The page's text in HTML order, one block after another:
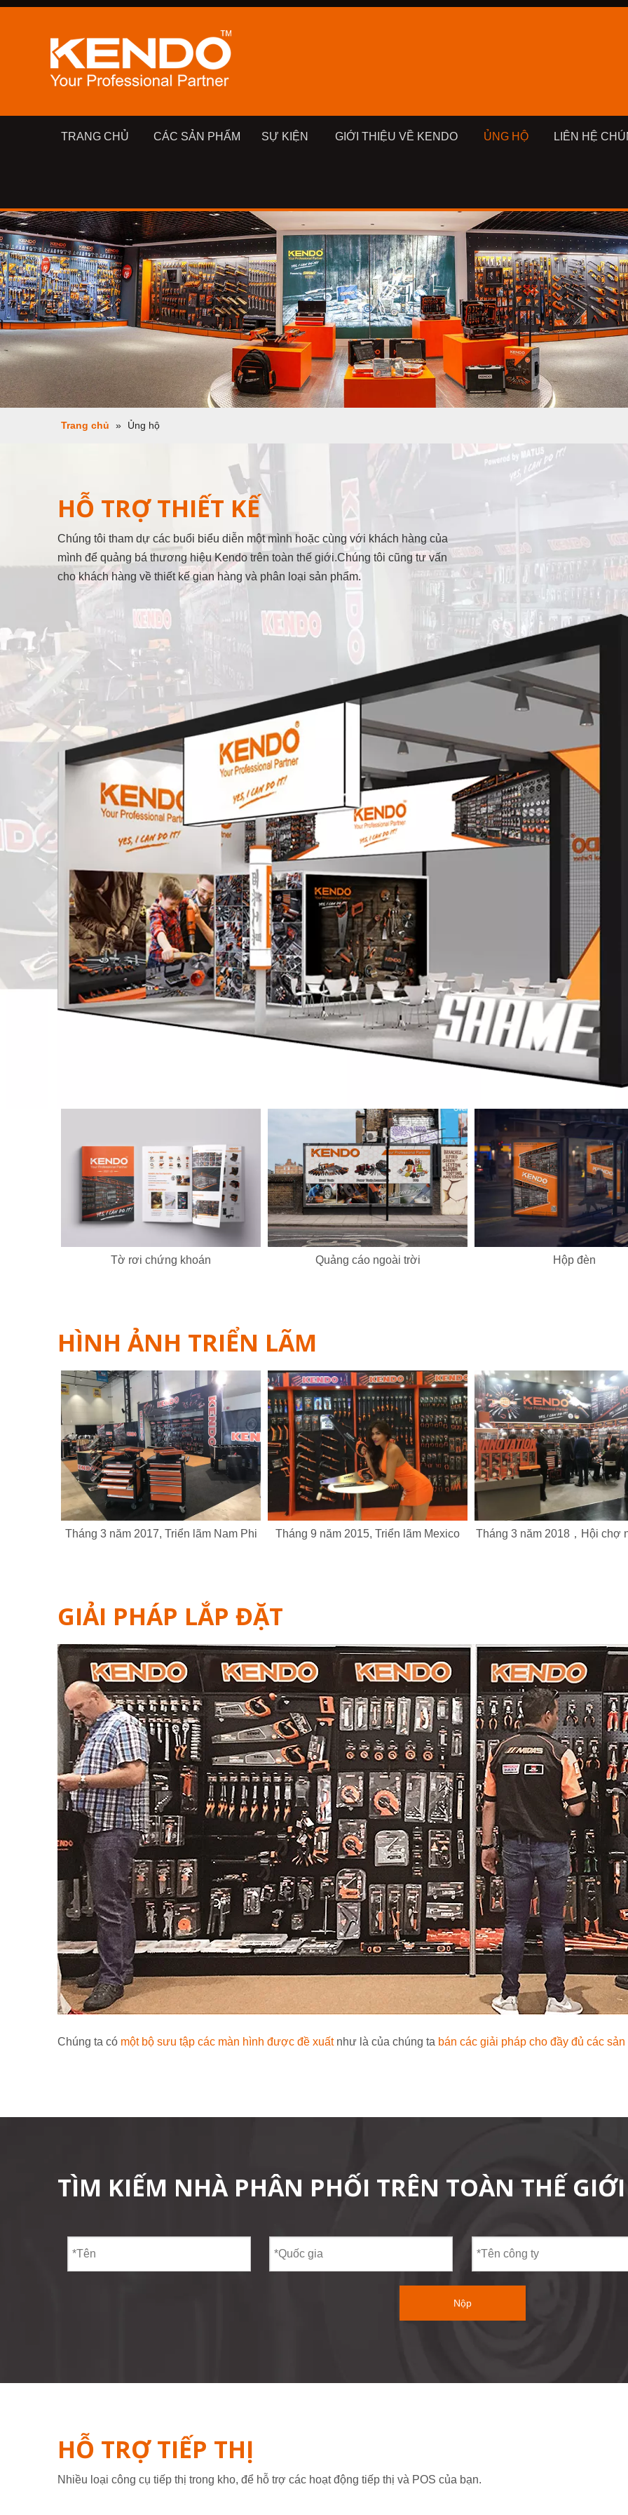
TRANG CHỦ CÁC SẢN PHẨM SỰ KIỆN GIỚI THIỆU VỀ KENDO ỦNG HỘ LIÊN HỆ
Trang chủ » Ủng hộ
HỖ TRỢ THIẾT KẾ
Chúng tôi tham dự các buổi biểu diễn một mình hoặc cùng với khách hàng của
mình để quảng bá thương hiệu Kendo trên toàn thế giới.Chúng tôi cũng tư vấn
cho khách hàng về thiết kế gian hàng và phân loại sản phẩm.
Tờ rơi chứng khoán Quảng cáo ngoài trời Hộp đèn
HÌNH ẢNH TRIỂN LÃM
Tháng 3 năm 2017, Triển lãm Nam Phi Tháng 9 năm 2015, Triển lãm Mexico Tháng 3 năm 2018，Hội chợ
GIẢI PHÁP LẮP ĐẶT
Chúng ta có một bộ sưu tập các màn hình được đề xuấtnhư là của chúng ta bán các giải pháp cho đầy đủ các sản
TÌM KIẾM NHÀ PHÂN PHỐI TRÊN TOÀN THẾ GIỚI
Nộp
HỖ TRỢ TIẾP THỊ
Nhiều loại công cụ tiếp thị trong kho, để hỗ trợ các hoạt động tiếp thị và POS của bạn.